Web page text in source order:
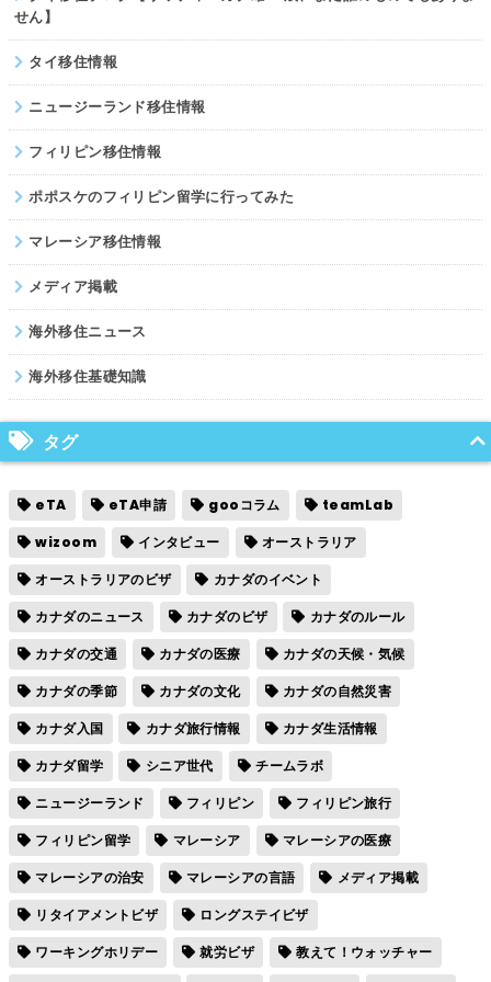
せん】
タイ移住情報
ニュージーランド移住情報
フィリピン移住情報
ポポスケのフィリピン留学に行ってみた
マレーシア移住情報
メディア掲載
海外移住ニュース
海外移住基礎知識
タグ
eTA eTA申請 gooコラム
teamLab
wizoom
インタビュー
オーストラリア
オーストラリアのビザ
カナダのイベント
カナダのニュース
カナダのビザ
カナダのルール
カナダの交通
カナダの医療
カナダの天候・気候
カナダの季節
カナダの文化
カナダの自然災害
カナダ入国
カナダ旅行情報
カナダ生活情報
カナダ留学
シニア世代
チームラボ
ニュージーランド
フィリピン
フィリピン旅行
フィリピン留学
マレーシア
マレーシアの医療
マレーシアの治安
マレーシアの言語
メディア掲載
リタイアメントビザ
ロングステイビザ
ワーキングホリデー
就労ビザ
教えて！ウォッチャー